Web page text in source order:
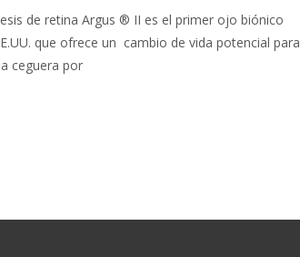
de retina Argus ® II es el primer ojo biónico
que ofrece un cambio de vida potencial para
ceguera por